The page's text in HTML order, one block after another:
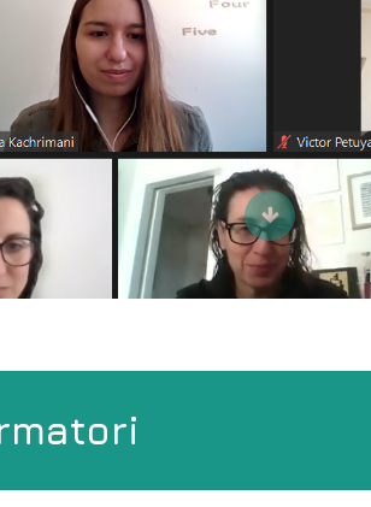
Scroll
to
content